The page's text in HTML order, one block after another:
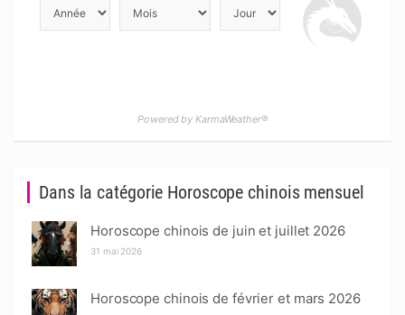
Dans la catégorie Horoscope chinois mensuel
Horoscope chinois de juin et juillet 2026
31 mai 2026
Horoscope chinois de février et mars 2026
Powered by KarmaWeather®